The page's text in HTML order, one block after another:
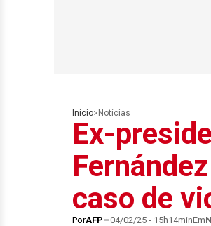
Início> Notícias
Ex-
caso de
PorAFP 04/02/25 - 15h14minEm